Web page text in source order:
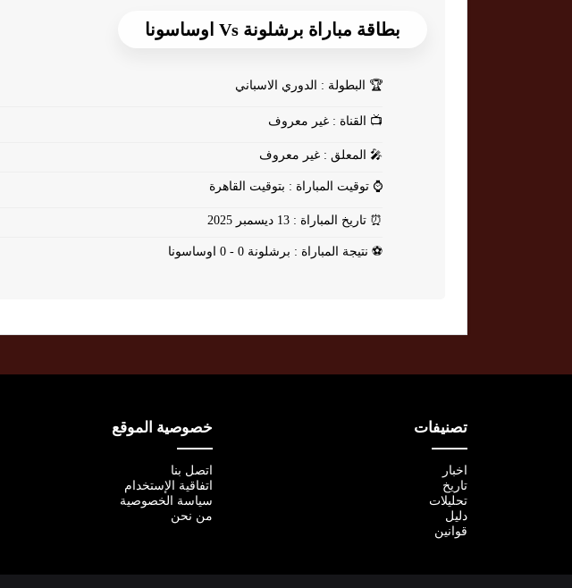
بطاقة مباراة برشلونة Vs اوساسونا
🏆 البطولة : الدوري الاسباني
📺 القناة : غير معروف
🎤 المعلق : غير معروف
⌚ توقيت المباراة : بتوقيت القاهرة
⏰ تاريخ المباراة : 13 ديسمبر 2025
⚽ نتيجة المباراة : برشلونة 0 - 0 اوساسونا
تصنيفات
اخبار
تاريخ
تحليلات
دليل
قوانين
خصوصية الموقع
اتصل بنا
اتفاقية الإستخدام
سياسة الخصوصية
من نحن